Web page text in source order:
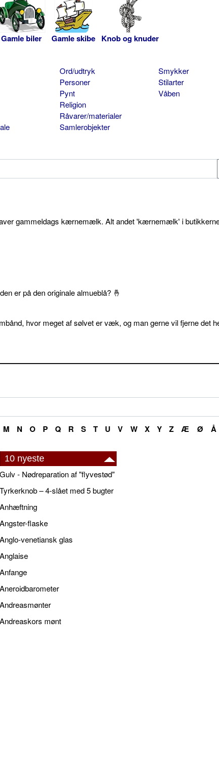
Gamle biler Gamle skibe Knob og knuder
Ord/udtryk
Personer
Pynt
Religion
Råvarer/materialer
Samlerobjekter
Smykker
Stilarter
Våben
gammeldags kærnemælk. Alt andet 'kærnemælk' i
er på den originale almueblå? 🤞
hvor meget af sølvet er væk, og man gerne vil fjerne det
M N O P Q R S T U V W X Y Z Æ Ø Å
10 nyeste
Gulv - Nødreparation af "flyvestød"
Tyrkerknob – 4-slået med 5 bugter
Anhæftning
Angster-flaske
Anglo-venetiansk glas
Anglaise
Anfange
Aneroidbarometer
Andreasmønter
Andreaskors mønt